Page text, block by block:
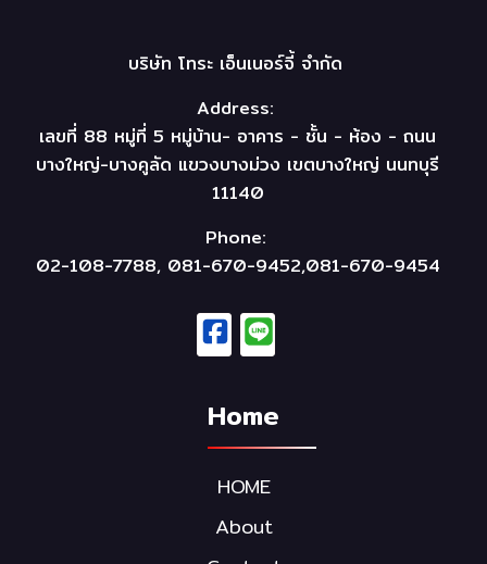
บริษัท โทระ เอ็นเนอร์จี้ จำกัด
Address:
เลขที่ 88 หมู่ที่ 5 หมู่บ้าน- อาคาร - ชั้น - ห้อง - ถนน
บางใหญ่-บางคูลัด แขวงบางม่วง เขตบางใหญ่ นนทบุรี
11140
Phone:
02-108-7788, 081-670-9452,081-670-9454
Home
HOME
About